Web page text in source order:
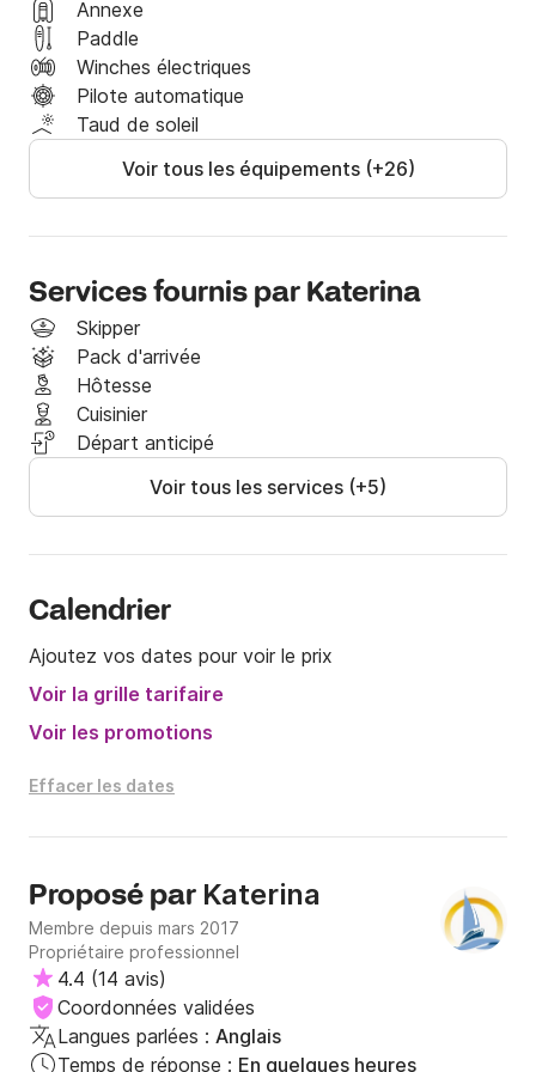
Annexe
Paddle
Winches électriques
Pilote automatique
Taud de soleil
Voir tous les équipements (+26)
Services fournis par Katerina
Skipper
Pack d'arrivée
Hôtesse
Cuisinier
Départ anticipé
Voir tous les services (+5)
Calendrier
Ajoutez vos dates pour voir le prix
Voir la grille tarifaire
Voir les promotions
Effacer les dates
Proposé par Katerina
Membre depuis mars 2017
Propriétaire professionnel
4.4 (14 avis)
Coordonnées validées
Langues parlées : Anglais
Temps de réponse : En quelques heures